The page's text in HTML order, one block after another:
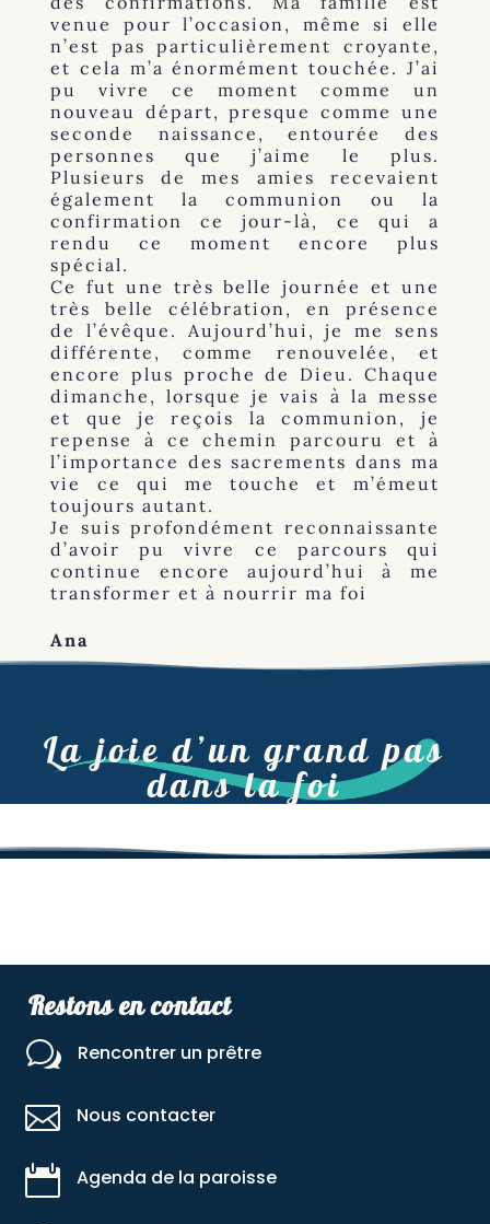
venue pour l’occasion, même si elle
n’est pas particulièrement croyante,
et cela m’a énormément touchée. J’ai
pu vivre ce moment comme un
nouveau départ, presque comme une
seconde naissance, entourée des
personnes que j’aime le plus.
Plusieurs de mes amies recevaient
également la communion ou la
confirmation ce jour-là, ce qui a
rendu ce moment encore plus
spécial.
Ce fut une très belle journée et une
très belle célébration, en présence
de l’évêque. Aujourd’hui, je me sens
différente, comme renouvelée, et
encore plus proche de Dieu. Chaque
dimanche, lorsque je vais à la messe
et que je reçois la communion, je
repense à ce chemin parcouru et à
l’importance des sacrements dans ma
vie ce qui me touche et m’émeut
toujours autant.
Je suis profondément reconnaissante
d’avoir pu vivre ce parcours qui
continue encore aujourd’hui à me
transformer et à nourrir ma foi
Ana
La joie d’un grand pas
dans la foi
Restons en contact
w Rencontrer un prêtre
 Nous contacter
 Agenda de la paroisse